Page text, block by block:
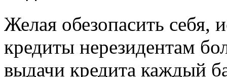
Желая обезопасить себя,
кредиты нерезидентам
выдачи кредита каждый